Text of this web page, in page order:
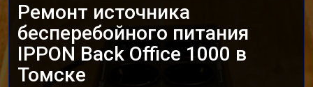
Ремонт источника
бесперебойного питания
IPPON Back Office 1000 в
Томске